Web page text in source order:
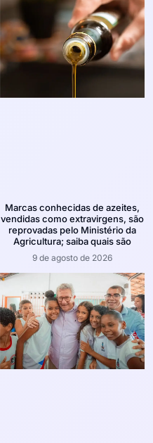
Marcas conhecidas de azeites,
vendidas como extravirgens, são
reprovadas pelo Ministério da
Agricultura; saiba quais são
9 de agosto de 2026